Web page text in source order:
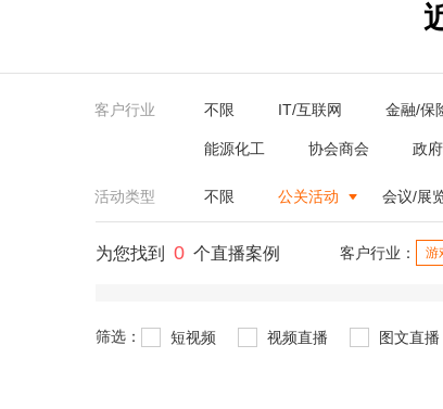
客户行业 不限 IT/互联网 金融/保
能源化工 协会商会 政
活动类型 不限 公关活动 会议/展
为您找到 0 个直播案例 客户行业： 游
筛选： 短视频 视频直播 图文直播